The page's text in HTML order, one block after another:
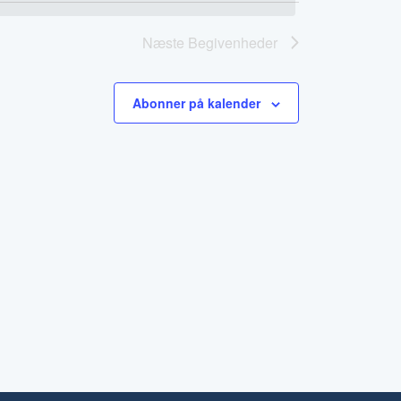
Næste Begivenheder
Abonner på kalender